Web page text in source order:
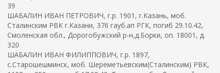
39
ШАБАЛИН ИВАН ПЕТРОВИЧ, г.р. 1901, г.Казань, моб.
Сталинским РВК г.Казани, 376 гауб.ап РГК, погиб 29.10.42,
Смоленская обл., Дорогобужский р-н,д.Борки, оп. 18001, д.
320
ШАБАЛИН ИВАН ФИЛИППОВИЧ, г.р. 1897,
с.Старошешминск, моб. Шереметьевским(Сталинским) РВК,